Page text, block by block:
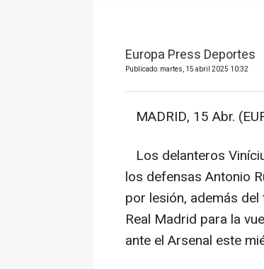
Europa Press Deportes
Publicado: martes, 15 abril 2025 10:32
MADRID, 15 Abr.
Los delanteros
los defensas Antonio
por lesión, además
Real Madrid para la
ante el Arsenal este